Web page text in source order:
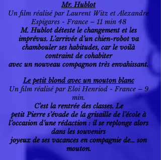
Mr. Hublot
Un film réalisé par Laurent Witz et Alexandre
Espigares - France – 11 min 48
M. Hublot déteste le changement et les
imprévus. L’arrivée d’un chien-robot va
chambouler ses habitudes, car le voilà
contraint de cohabiter
avec un nouveau compagnon très envahissant.
Le petit blond avec un mouton blanc
Un film réalisé par Eloi Henriod - France – 9
min.
C’est la rentrée des classes. Le
petit Pierre s’évade de la grisaille de l’école à
l’occasion d’une rédaction : il se replonge alors
dans les souvenirs
joyeux de ses vacances en compagnie de… son
mouton.